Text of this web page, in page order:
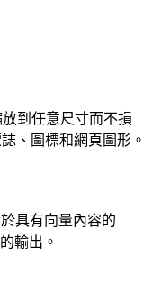
到任意尺寸而不損
、圖標和網頁圖形。
具有向量內容的
輸出。